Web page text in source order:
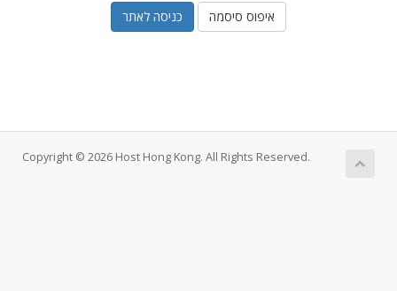
איפוס סיסמה
Copyright © 2026 Host Hong Kong. All Rights Reserved.